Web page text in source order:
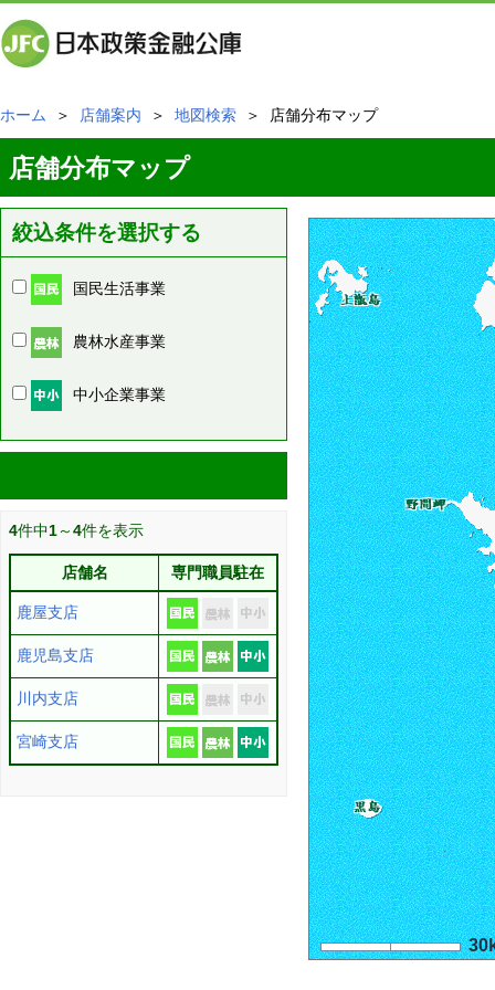
ホーム ＞ 店舗案内 ＞ 地図検索 ＞ 店舗分布マップ
店舗分布マップ
絞込条件を選択する
国民生活事業
農林水産事業
中小企業事業
4件中1～4件を表示
店舗名 専門職員駐在
鹿屋支店
鹿児島支店
川内支店
宮崎支店